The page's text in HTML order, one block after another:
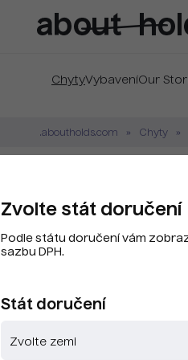
ChytyVybaveníOur
.aboutholds.com Chyty
CAI
Kód
Zvolte stát doručení
Podle státu doručení vám
sazbu DPH.
Stát doručení